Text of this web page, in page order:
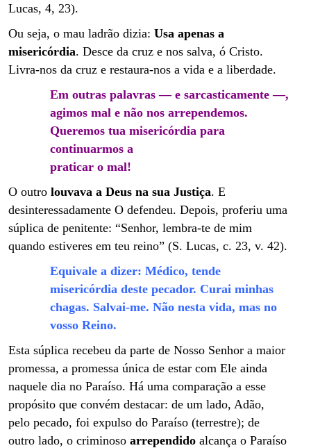
Lucas, 4, 23).
Ou seja, o mau ladrão dizia: Usa apenas a
misericórdia. Desce da cruz e nos salva, ó Cristo.
Livra-nos da cruz e restaura-nos a vida e a liberdade.
Em outras palavras — e sarcasticamente —,
agimos mal e não nos arrependemos.
Queremos tua misericórdia para
continuarmos a
praticar o mal!
O outro louvava a Deus na sua Justiça. E
desinteressadamente O defendeu. Depois, proferiu uma
súplica de penitente: “Senhor, lembra-te de mim
quando estiveres em teu reino” (S. Lucas, c. 23, v. 42).
Equivale a dizer: Médico, tende
misericórdia deste pecador. Curai minhas
chagas. Salvai-me. Não nesta vida, mas no
vosso Reino.
Esta súplica recebeu da parte de Nosso Senhor a maior
promessa, a promessa única de estar com Ele ainda
naquele dia no Paraíso. Há uma comparação a esse
propósito que convém destacar: de um lado, Adão,
pelo pecado, foi expulso do Paraíso (terrestre); de
outro lado, o criminoso arrependido alcança o Paraíso